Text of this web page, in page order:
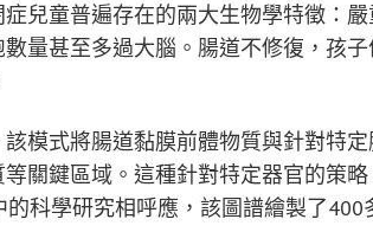
兒童普遍存在的兩大生物學特徵：
量甚至多過大腦。腸道不修復，孩
模式將腸道黏膜前體物質與針對特
關鍵區域。這種針對特定器官的策
的科學研究相呼應，該圖譜繪製了400